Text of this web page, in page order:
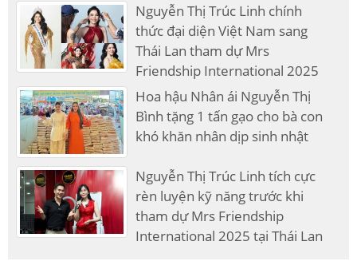
Nguyễn Thị Trúc Linh chính
thức đại diện Việt Nam sang
Thái Lan tham dự Mrs
Friendship International 2025
Hoa hậu Nhân ái Nguyễn Thị
Bình tặng 1 tấn gạo cho bà con
khó khăn nhân dịp sinh nhật
Nguyễn Thị Trúc Linh tích cực
rèn luyện kỹ năng trước khi
tham dự Mrs Friendship
International 2025 tại Thái Lan